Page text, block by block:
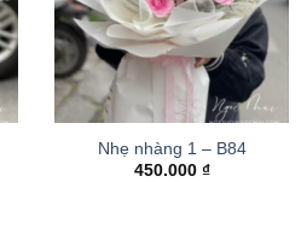
Nhẹ nhàng 1 – B84
450.000 ₫